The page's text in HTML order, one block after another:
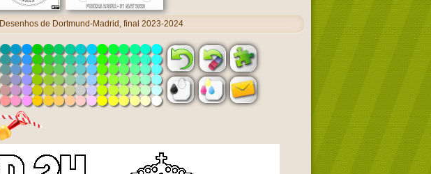
Desenhos de Dortmund-Madrid, final 2023-2024